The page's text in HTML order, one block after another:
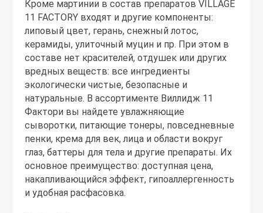
Кроме мартинии в состав препаратов VILLAGE
11 FACTORY входят и другие компоненты:
липовый цвет, герань, снежный лотос,
керамиды, улиточный муцин и пр. При этом в
составе нет красителей, отдушек или других
вредных веществ: все ингредиенты
экологически чистые, безопасные и
натуральные. В ассортименте Виллидж 11
Фактори вы найдете увлажняющие
сыворотки, питающие тонеры, повседневные
пенки, крема для век, лица и области вокруг
глаз, баттеры для тела и другие препараты. Их
основное преимущество: доступная цена,
накапливающийся эффект, гипоаллергенность
и удобная расфасовка.